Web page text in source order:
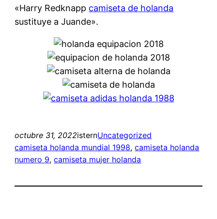
«Harry Redknapp camiseta de holanda
sustituye a Juande».
octubre 31, 2022isternUncategorized
camiseta holanda mundial 1998, camiseta holanda
numero 9, camiseta mujer holanda